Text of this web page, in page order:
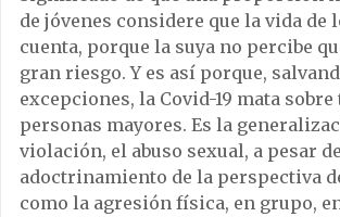
de jóvenes considere que la vida de
cuenta, porque la suya no percibe
gran riesgo. Y es así porque,
excepciones, la Covid-19 mata sobre
personas mayores. Es la
violación, el abuso sexual, a pesar
adoctrinamiento de la perspectiva
como la agresión física, en grupo, en